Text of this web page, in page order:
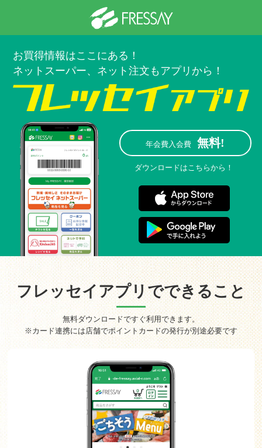
お買得情報はここにある！
ネットスーパー、ネット注文もアプリから！
年会費 入会費 無料!
ダウンロードはこちらから！
フレッセイアプリでできること
無料ダウンロードですぐ利用できます。
※カード連携には店舗でポイントカードの発行が別途必要です